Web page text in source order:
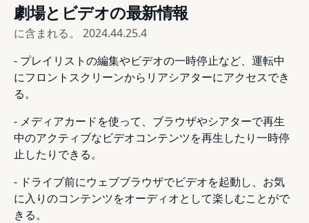
劇場とビデオの最新情報
に含まれる。 2024.44.25.4
- プレイリストの編集やビデオの一時停止など、運転中
にフロントスクリーンからリアシアターにアクセスでき
る。
- メディアカードを使って、ブラウザやシアターで再生
中のアクティブなビデオコンテンツを再生したり一時停
止したりできる。
- ドライブ前にウェブブラウザでビデオを起動し、お気
に入りのコンテンツをオーディオとして楽しむことがで
きる。